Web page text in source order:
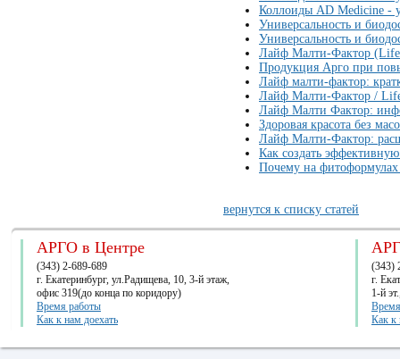
Коллоиды AD Medicine -
Универсальность и
Универсальность и
Лайф Малти-Фактор
Продукция Арго при
Лайф малти-фактор:
Лайф Малти-Фактор /
Лайф Малти Фактор:
Здоровая красота без
Лайф Малти-Фактор:
Как создать
Почему на
вернутся к списку статей
АРГО в Центре
(343) 2-689-689
г. Екатеринбург, ул.Радищева, 10, 3-й этаж,
офис 319(до конца по коридору)
Время работы
Как к нам доехать
(343)
г.
1-й
Как к